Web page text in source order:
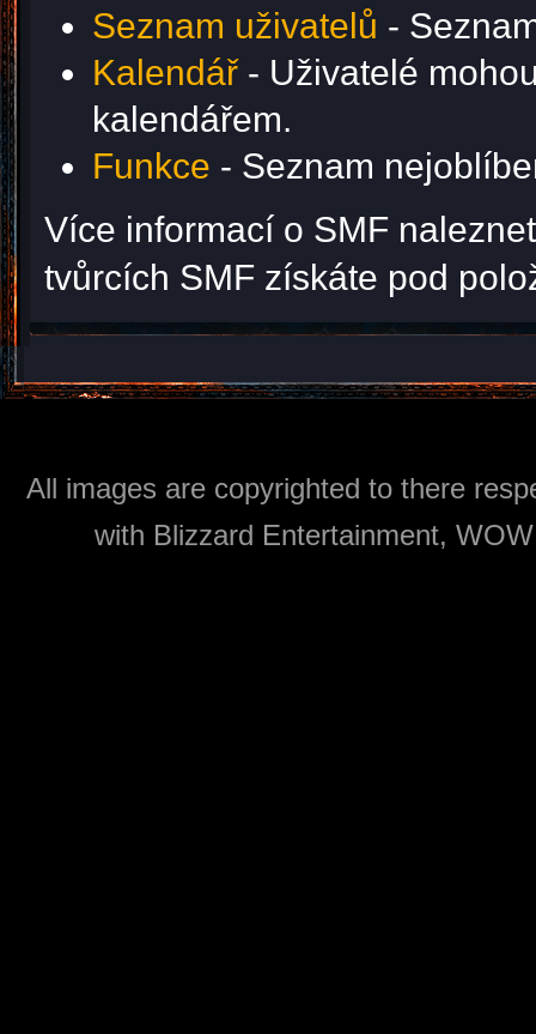
Seznam uživatelů -
Kalendář- Uživatelé
kalendářem.
Funkce - Seznam
Více informací o SMF
tvůrcích SMF získáte pod
All images are copyrighted to there
with Blizzard Entertainment,